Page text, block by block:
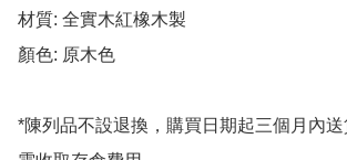
材質: 全實木紅橡木製
顏色: 原木色
*陳列品不設退換，購買日期起三個月內送